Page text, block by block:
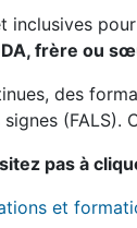
inclusives
frère ou
des
(FALS).
pas à
et